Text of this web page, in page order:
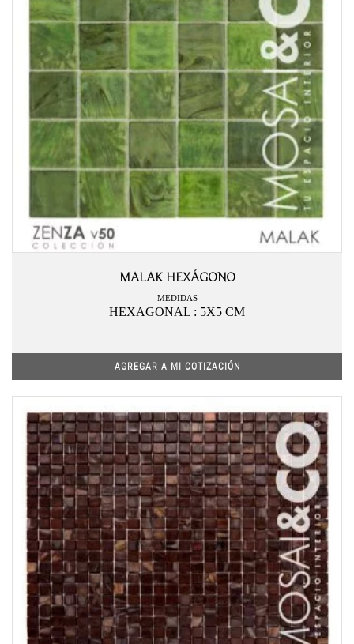
MALAK HEXÁGONO
MEDIDAS
HEXAGONAL : 5X5 CM
AGREGAR A MI COTIZACIÓN